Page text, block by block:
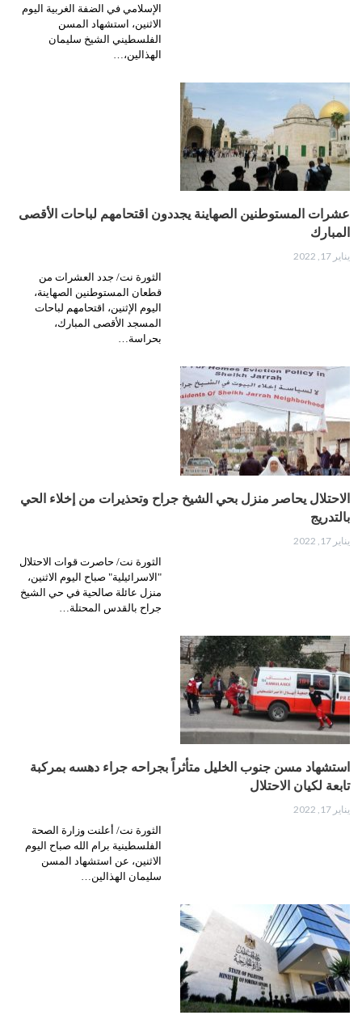
الإسلامي في الضفة الغربية اليوم
الاثنين، استشهاد المسن
الفلسطيني الشيخ سليمان
الهذالين،…
عشرات المستوطنين الصهاينة يجددون اقتحامهم لباحات الأقصى
المبارك
يناير 17, 2022
الثورة نت/ جدد العشرات من
قطعان المستوطنين الصهاينة،
اليوم الإثنين، اقتحامهم لباحات
المسجد الأقصى المبارك،
بحراسة…
الاحتلال يحاصر منزل بحي الشيخ جراح وتحذيرات من إخلاء الحي
بالتدريج
يناير 17, 2022
الثورة نت/ حاصرت قوات الاحتلال
"الاسرائيلية" صباح اليوم الاثنين،
منزل عائلة صالحية في حي الشيخ
جراح بالقدس المحتلة…
استشهاد مسن جنوب الخليل متأثراً بجراحه جراء دهسه بمركبة
تابعة لكيان الاحتلال
يناير 17, 2022
الثورة نت/ أعلنت وزارة الصحة
الفلسطينية برام الله صباح اليوم
الاثنين، عن استشهاد المسن
سليمان الهذالين…